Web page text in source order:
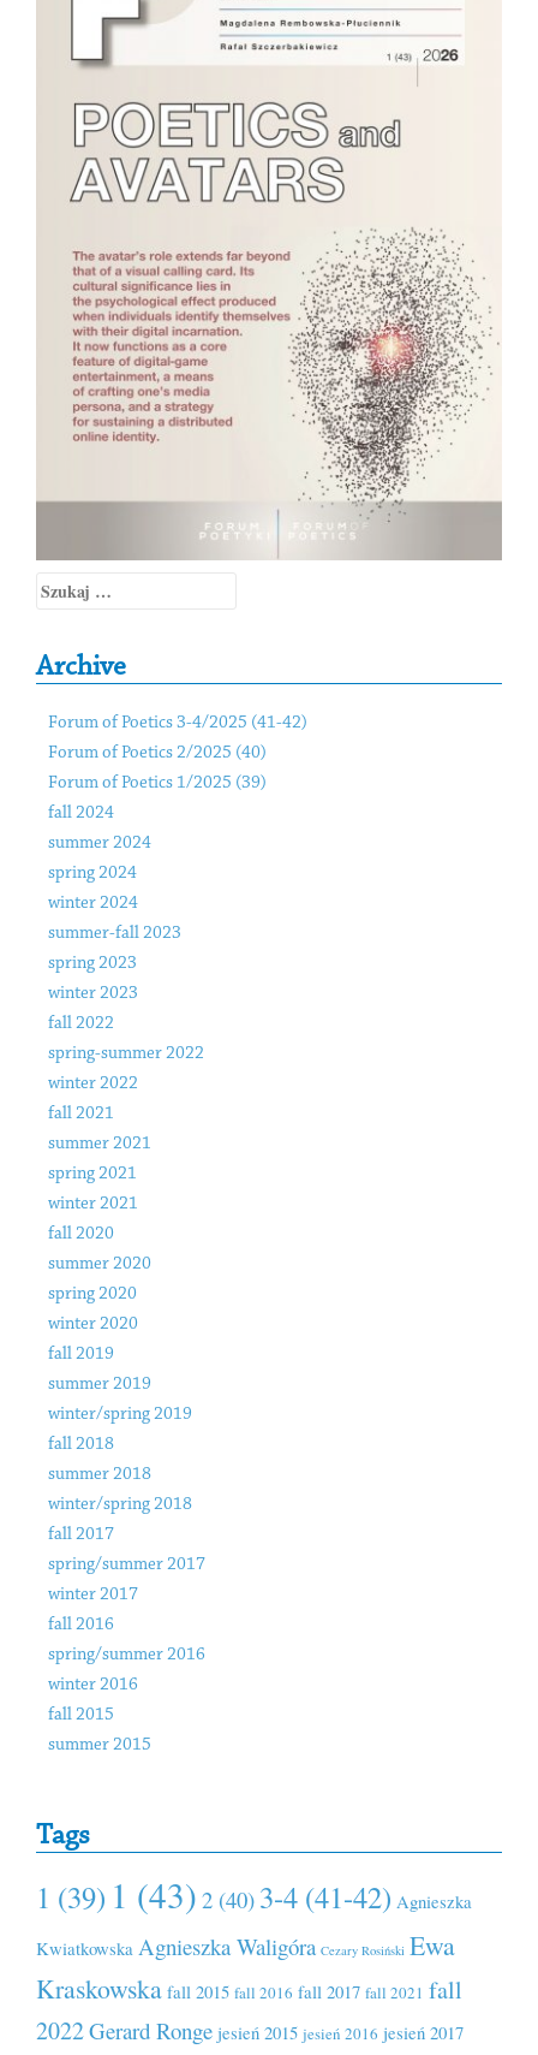
Szukaj:
Archive
Forum of Poetics 3-4/2025 (41-42)
Forum of Poetics 2/2025 (40)
Forum of Poetics 1/2025 (39)
fall 2024
summer 2024
spring 2024
winter 2024
summer-fall 2023
spring 2023
winter 2023
fall 2022
spring-summer 2022
winter 2022
fall 2021
summer 2021
spring 2021
winter 2021
fall 2020
summer 2020
spring 2020
winter 2020
fall 2019
summer 2019
winter/spring 2019
fall 2018
summer 2018
winter/spring 2018
fall 2017
spring/summer 2017
winter 2017
fall 2016
spring/summer 2016
winter 2016
fall 2015
summer 2015
Tags
1 (39) 1 (43) 2 (40) 3-4 (41-42) Agnieszka
Kwiatkowska Agnieszka Waligóra Cezary Rosiński Ewa
Kraskowska fall 2015 fall 2016 fall 2017 fall 2021 fall
2022Gerard Ronge jesień 2015 jesień 2016 jesień 2017